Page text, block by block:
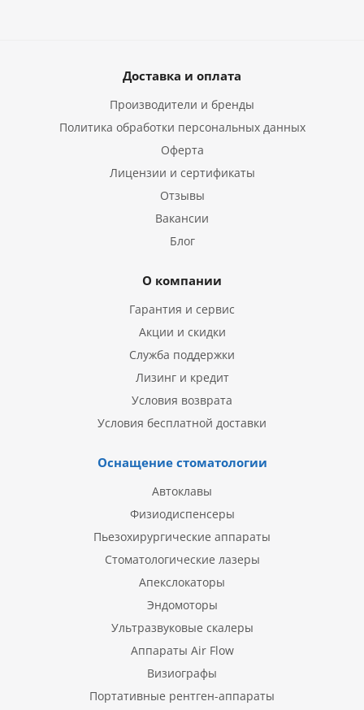
Доставка и оплата
Производители и бренды
Политика обработки персональных данных
Оферта
Лицензии и сертификаты
Отзывы
Вакансии
Блог
О компании
Гарантия и сервис
Акции и скидки
Служба поддержки
Лизинг и кредит
Условия возврата
Условия бесплатной доставки
Оснащение стоматологии
Автоклавы
Физиодиспенсеры
Пьезохирургические аппараты
Стоматологические лазеры
Апекслокаторы
Эндомоторы
Ультразвуковые скалеры
Аппараты Air Flow
Визиографы
Портативные рентген-аппараты